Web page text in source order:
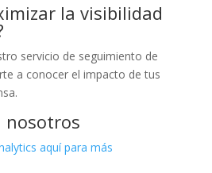
la visibilidad
servicio de seguimiento de
a conocer el impacto de tus
nosotros
aquí para más